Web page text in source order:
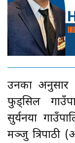
उनका अनुसार
फुड्सिल
सुर्यनया
मञ्जु त्रिपाठी